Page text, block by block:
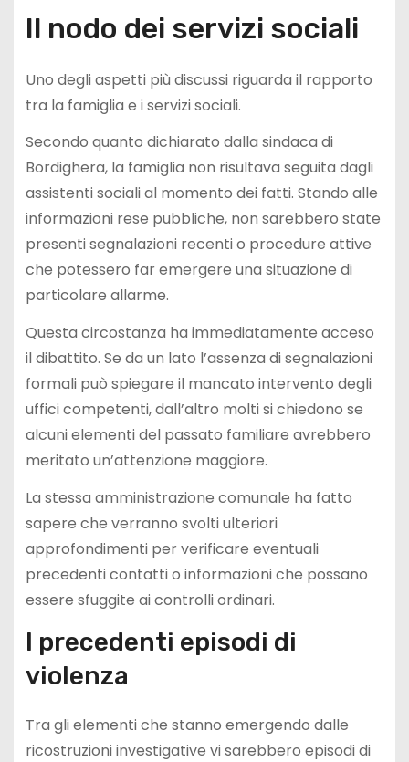
Il nodo dei servizi sociali
Uno degli aspetti più discussi riguarda il rapporto
tra la famiglia e i servizi sociali.
Secondo quanto dichiarato dalla sindaca di
Bordighera, la famiglia non risultava seguita dagli
assistenti sociali al momento dei fatti. Stando alle
informazioni rese pubbliche, non sarebbero state
presenti segnalazioni recenti o procedure attive
che potessero far emergere una situazione di
particolare allarme.
Questa circostanza ha immediatamente acceso
il dibattito. Se da un lato l’assenza di segnalazioni
formali può spiegare il mancato intervento degli
uffici competenti, dall’altro molti si chiedono se
alcuni elementi del passato familiare avrebbero
meritato un’attenzione maggiore.
La stessa amministrazione comunale ha fatto
sapere che verranno svolti ulteriori
approfondimenti per verificare eventuali
precedenti contatti o informazioni che possano
essere sfuggite ai controlli ordinari.
I precedenti episodi di
violenza
Tra gli elementi che stanno emergendo dalle
ricostruzioni investigative vi sarebbero episodi di